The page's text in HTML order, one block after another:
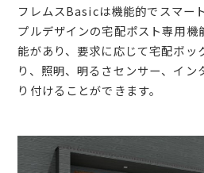
フレムスBasicは機能的でスマー
プルデザインの宅配ポスト専用機
能があり、要求に応じて宅配ボッ
り、照明、明るさセンサー、イン
り付けることができます。